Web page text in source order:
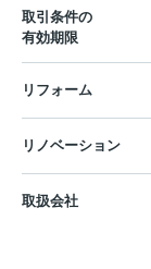
取引条件の
有効期限
リフォーム
リノベーション
取扱会社